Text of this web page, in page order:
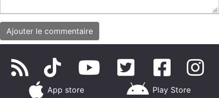
App store Play Store